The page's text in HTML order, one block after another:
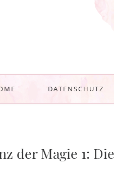
DATENSCHUTZ
der Magie 1: